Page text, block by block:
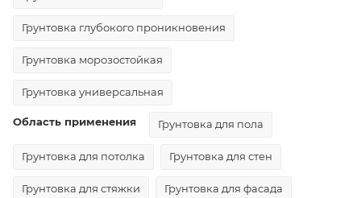
Грунтовка глубокого проникновения
Грунтовка морозостойкая
Грунтовка универсальная
Область применения Грунтовка для пола
Грунтовка для потолка Грунтовка для стен
Грунтовка для стяжки Грунтовка для фасада